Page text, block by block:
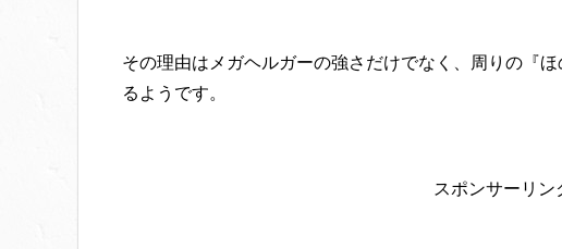
その理由はメガヘルガーの強さだけでなく、周りの『
るようです。
スポンサーリン